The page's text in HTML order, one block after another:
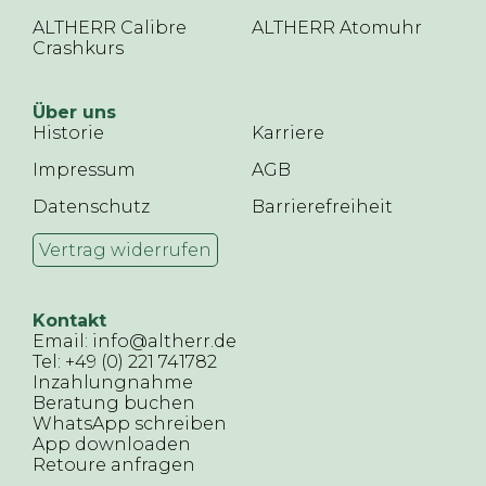
ALTHERR Calibre
Crashkurs
ALTHERR Atomuhr
Über uns
Historie
Karriere
Impressum
AGB
Datenschutz
Barrierefreiheit
Vertrag widerrufen
Kontakt
Email: info@altherr.de
Tel: +49 (0) 221 741782
Inzahlungnahme
Beratung buchen
WhatsApp schreiben
App downloaden
Retoure anfragen